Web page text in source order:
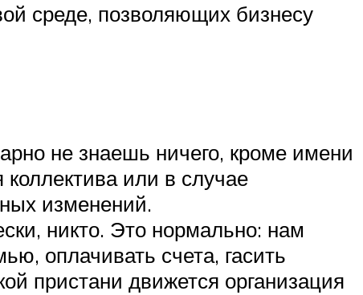
среде, позволяющих бизнесу
не знаешь ничего, кроме имени
коллектива или в случае
изменений.
никто. Это нормально: нам
оплачивать счета, гасить
пристани движется организация